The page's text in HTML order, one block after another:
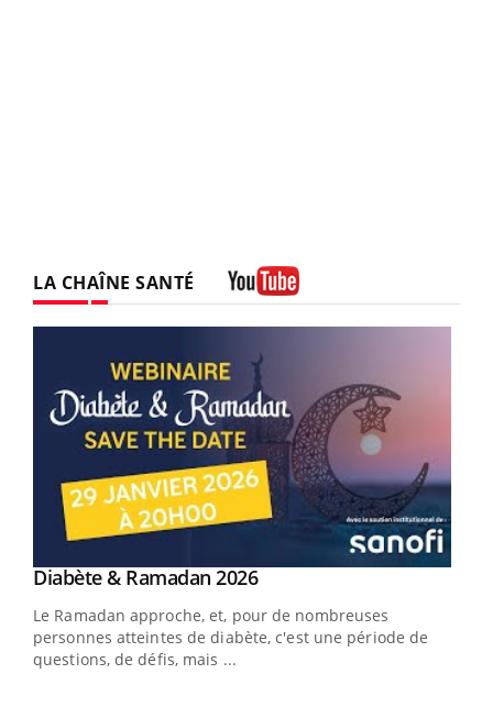
LA CHAÎNE SANTÉ
Youtube
Diabète & Ramadan 2026Youtube
Le Ramadan approche, et, pour de nombreuses
personnes atteintes de diabète, c'est une période de
questions, de défis, mais ...